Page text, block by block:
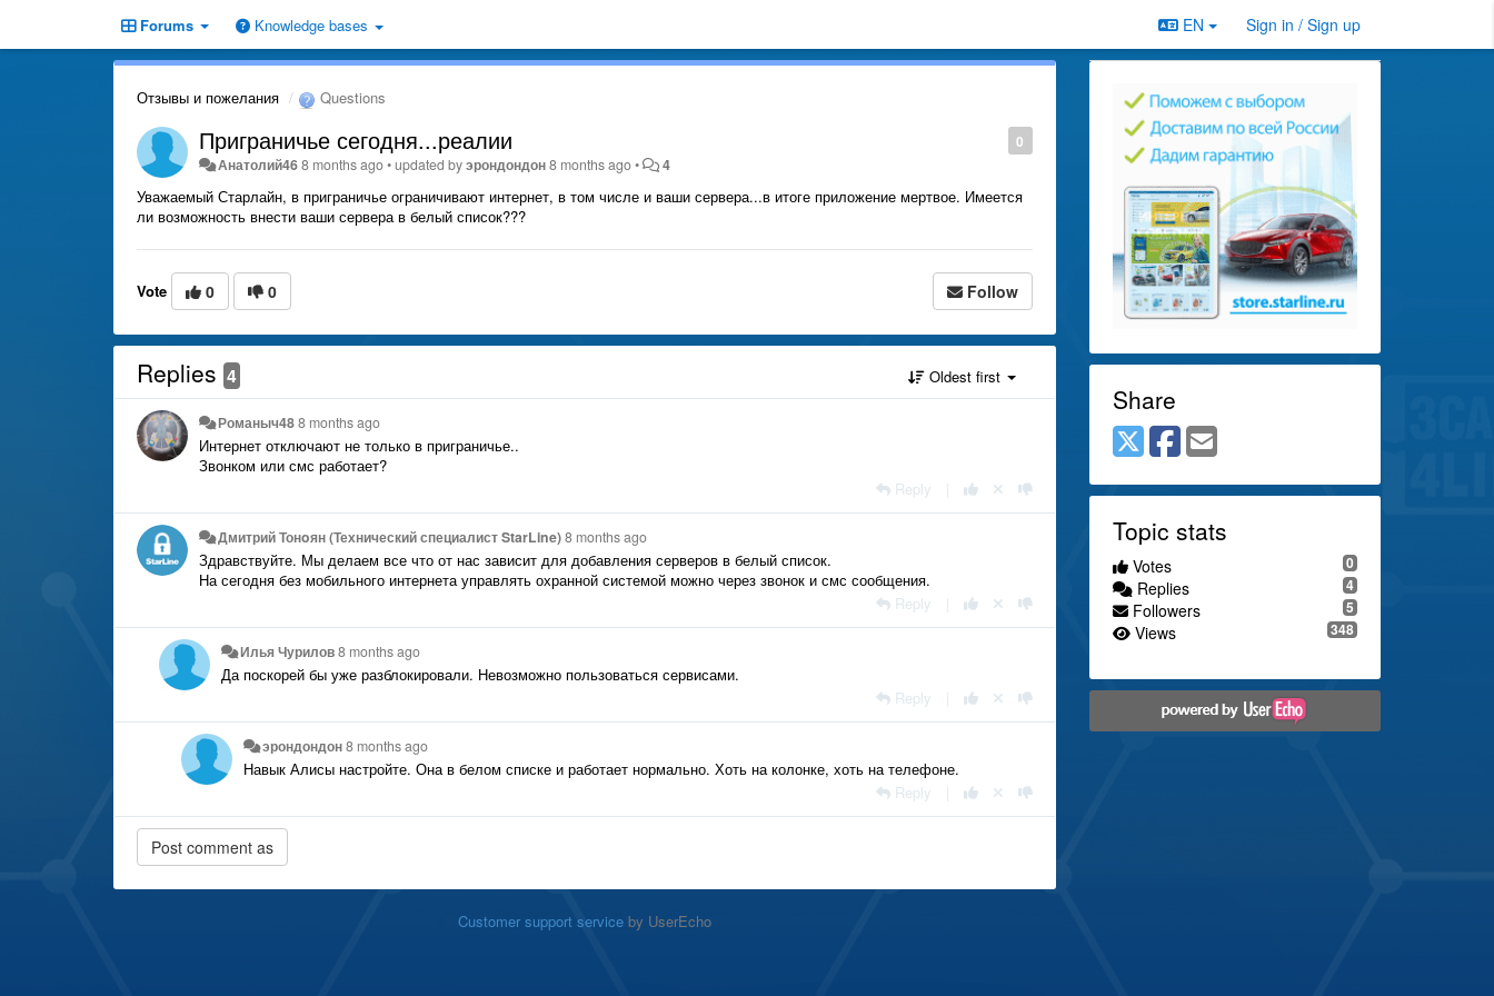
Forums Knowledge bases EN Sign in / Sign up
Отзывы и пожелания Questions
0
Приграничье сегодня...реалии
Анатолий468 months ago•updated byэрондондон8 months ago• 4
Уважаемый Старлайн, в приграничье ограничивают интернет, в том числе и ваши сервера...в итоге приложение мертвое. Имеется
ли возможность внести ваши сервера в белый список???
Vote 0 0 Follow
Replies 4 Oldest first
Романыч488 months ago
Интернет отключают не только в приграничье..
Звонком или смс работает?
Reply
Дмитрий Тонoян (Технический специалист StarLine)8 months ago
Здравствуйте. Мы делаем все что от нас зависит для добавления серверов в белый список.
На сегодня без мобильного интернета управлять охранной системой можно через звонок и смс сообщения.
Reply
Илья Чурилов8 months ago
Да поскорей бы уже разблокировали. Невозможно пользоваться сервисами.
Reply
эрондондон8 months ago
Навык Алисы настройте. Она в белом списке и работает нормально. Хоть на колонке, хоть на телефоне.
Reply
Customer support serviceby UserEcho
Share
Topic stats
0
Votes
4
Replies
5
Followers
348
Views